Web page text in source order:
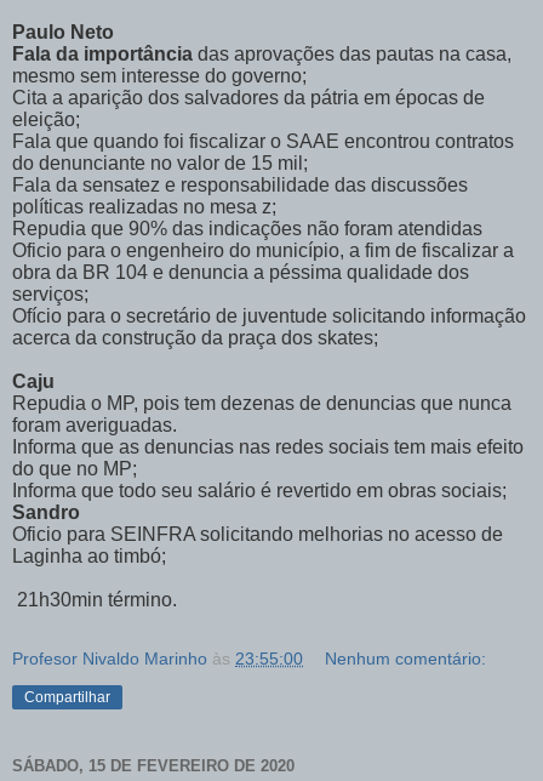
Paulo Neto
Fala da importância das aprovações das pautas na casa,
mesmo sem interesse do governo;
Cita a aparição dos salvadores da pátria em épocas de
eleição;
Fala que quando foi fiscalizar o SAAE encontrou contratos
do denunciante no valor de 15 mil;
Fala da sensatez e responsabilidade das discussões
políticas realizadas no mesa z;
Repudia que 90% das indicações não foram atendidas
Oficio para o engenheiro do município, a fim de fiscalizar a
obra da BR 104 e denuncia a péssima qualidade dos
serviços;
Ofício para o secretário de juventude solicitando informação
acerca da construção da praça dos skates;
Caju
Repudia o MP, pois tem dezenas de denuncias que nunca
foram averiguadas.
Informa que as denuncias nas redes sociais tem mais efeito
do que no MP;
Informa que todo seu salário é revertido em obras sociais;
Sandro
Oficio para SEINFRA solicitando melhorias no acesso de
Laginha ao timbó;
21h30min término.
Profesor Nivaldo Marinho às 23:55:00 Nenhum comentário:
Compartilhar
SÁBADO, 15 DE FEVEREIRO DE 2020